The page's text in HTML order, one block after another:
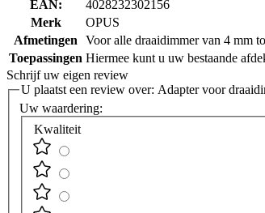
EAN:
4028232302156
Merk
OPUS
Afmetingen
Voor alle draaidimmer van 4 mm
Toepassingen Hiermee kunt u uw bestaande
Schrijf uw eigen review
U plaatst een review over: Adapter voor
Uw waardering:
Kwaliteit